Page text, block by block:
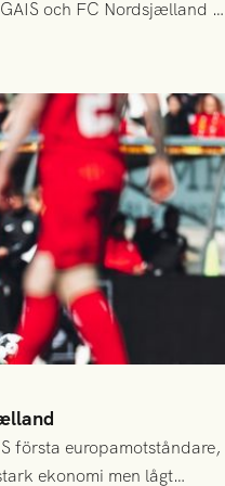
och FC Nordsjælland i
kl 19.00 på torsdag
första europamotståndare,
ekonomi men lågt